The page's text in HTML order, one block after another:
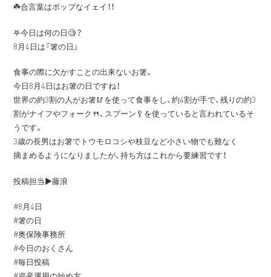
☘️合言葉はポップなイェイ！！
𖤐今日は何の日🧐？
8月4日は『箸の日』
食事の際に欠かすことの出来ないお箸。
今日8月4日はお箸の日ですね！
世界の約3割の人がお箸🥢を使って食事をし、約4割が手で、残りの約3
割がナイフやフォーク🍴、スプーン🥄を使っていると言われているそ
うです。
3歳の長男はお箸でトウモロコシや枝豆など小さい物でも難なく
摘まめるようになりましたが、持ち方はこれから要練習です！
投稿担当▶️藤浪
#8月4日
#箸の日
#奥保険事務所
#今日のおくさん
#毎日投稿